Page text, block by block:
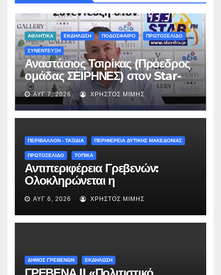
ΑΘΛΗΤΙΚΑ ΕΚΔΗΛΩΣΗ ΠΟΔΟΣΦΑΙΡΟ ΠΡΩΤΟΣΕΛΙΔΟ
ΣΥΝΕΝΤΕΥΞΗ
Αναστάσιος Τσιρίκας (Πρόεδρος
ομάδας ΣΕΙΡΗΝΕΣ) στον Star-
fm 93.3: «Το όνειρο έγινε
πραγματικότητα – Σας
περιμένουμε όλους το Σάββατο
(audio)
ΑΥΓ 7, 2026 ΧΡΉΣΤΟΣ ΜΊΜΗΣ
ΠΕΡΙΒΑΛΛΟΝ - ΤΑΞΙΔΙΑ ΠΕΡΙΦΕΡΕΙΑ ΔΥΤΙΚΗΣ ΜΑΚΕΔΟΝΙΑΣ
ΠΡΩΤΟΣΕΛΙΔΟ ΤΟΠΙΚΑ
Αντιπεριφέρεια Γρεβενών:
Ολοκληρώνεται η
ασφαλτόστρωση της οδού
Περιβόλι – Αβδέλλα
ΑΥΓ 6, 2026 ΧΡΉΣΤΟΣ ΜΊΜΗΣ
ΔΗΜΟΣ ΓΡΕΒΕΝΩΝ ΕΚΔΗΛΩΣΗ